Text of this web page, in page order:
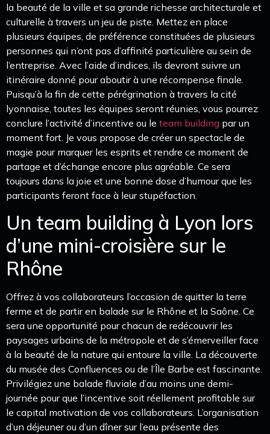
la beauté de la ville et sa grande richesse architecturale et
culturelle à travers un jeu de piste. Mettez en place
plusieurs équipes, de préférence constituées de plusieurs
personnes qui n’ont pas d’affinité particulière au sein de
l’entreprise. Avec l’aide d’indices, ils devront suivre un
itinéraire donné pour aboutir à une récompense finale.
Puisqu’à la fin de cette pérégrination à travers la cité
lyonnaise, toutes les équipes seront réunies, vous pourrez
conclure l’activité d’incentive ou le team building par un
moment fort. Je vous propose de créer un spectacle de
magie pour marquer les esprits et rendre ce moment de
partage et d’échange encore plus agréable. Ce sera
toujours dans la joie et une bonne dose d’humour que les
participants feront face à leur stupéfaction.
Un team building à Lyon lors
d’une mini-croisière sur le
Rhône
Offrez à vos collaborateurs l’occasion de quitter la terre
ferme et de partir en balade sur le Rhône et la Saône. Ce
sera une opportunité pour chacun de redécouvrir les
paysages urbains de la métropole et de s’émerveiller face
à la beauté de la nature qui entoure la ville. La découverte
du musée des Confluences ou de l’Île Barbe est fascinante.
Privilégiez une balade fluviale d’au moins une demi-
journée pour que l’incentive soit réellement profitable sur
le capital motivation de vos collaborateurs. L’organisation
d’un déjeuner ou d’un dîner sur l’eau présente des